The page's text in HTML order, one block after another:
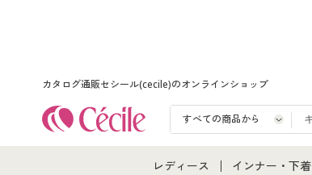
カタログ通販セシール(cecile)のオンラインショップ
レディース インナー・下着